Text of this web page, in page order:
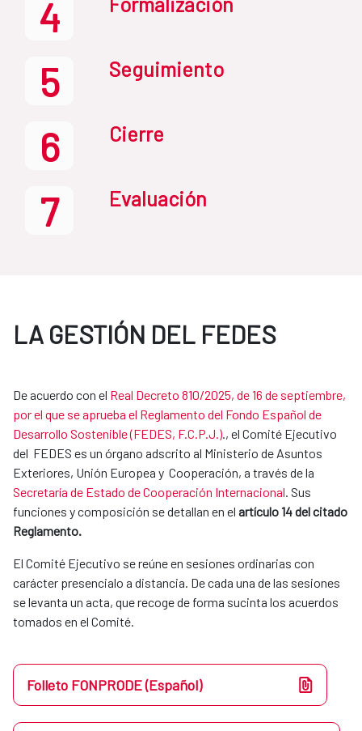
4
5 Seguimiento
6 Cierre
7 Evaluación
LA GESTIÓN DEL FEDES
De acuerdo con el Real Decreto 810/2025, de 16 de septiembre,
por el que se aprueba el Reglamento del Fondo Español de
Desarrollo Sostenible (FEDES, F.C.P.J.)., el Comité Ejecutivo
del FEDES es un órgano adscrito al Ministerio de Asuntos
Exteriores, Unión Europea y Cooperación, a través de la
Secretaría de Estado de Cooperación Internacional. Sus
funciones y composición se detallan en el artículo 14 del citado
Reglamento.
El Comité Ejecutivo se reúne en sesiones ordinarias con
carácter presencialo a distancia. De cada una de las sesiones
se levanta un acta, que recoge de forma sucinta los acuerdos
tomados en el Comité.
Folleto FONPRODE (Español)